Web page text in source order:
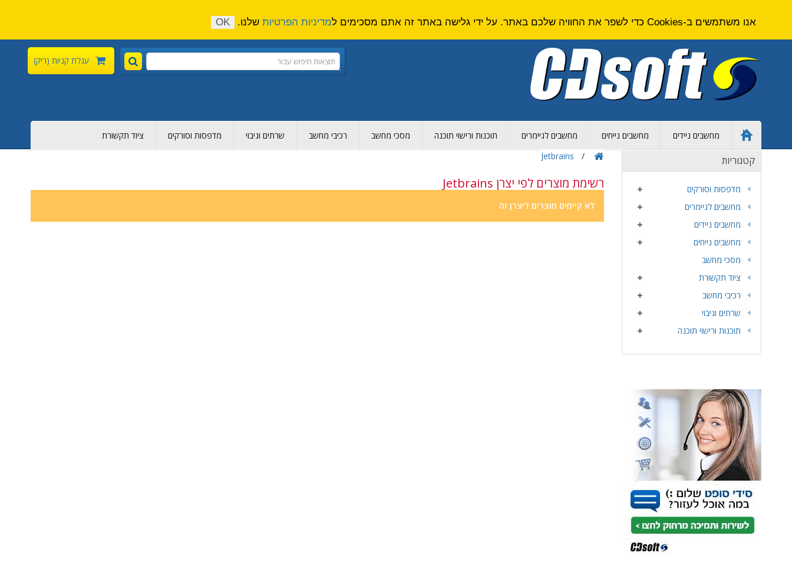
עגלת קניות (ריק)
Home
Page
מחשבים ניידים מחשבים נייחים מחשבים לגיימרים תוכנות ורישוי תוכנה מסכי מחשב רכיבי מחשב שרתים וגיבוי מדפסות וסורקים ציוד תקשורת
קטגוריות
מדפסות וסורקים
מחשבים לגיימרים
מחשבים ניידים
מחשבים נייחים
מסכי מחשב
ציוד תקשורת
רכיבי מחשב
שרתים וגיבוי
תוכנות ורישוי תוכנה
Jetbrains
רשימת מוצרים לפי יצרן Jetbrains
לא קיימים מוצרים ליצרן זה
אנו משתמשים ב-Cookies כדי לשפר את החוויה שלכם באתר. על ידי גלישה באתר זה אתם מסכימים ל מדיניות הפרטיות שלנו. OK